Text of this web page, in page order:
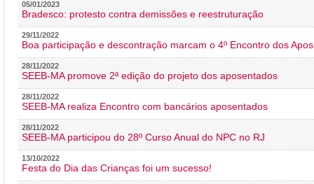
05/01/2023
Bradesco: protesto contra demissões e reestruturação
29/11/2022
Boa participação e descontração marcam o 4º Encontro dos
28/11/2022
SEEB-MA promove 2ª edição do projeto dos aposentados
28/11/2022
SEEB-MA realiza Encontro com bancários aposentados
28/11/2022
SEEB-MA participou do 28º Curso Anual do NPC no RJ
13/10/2022
Festa do Dia das Crianças foi um sucesso!